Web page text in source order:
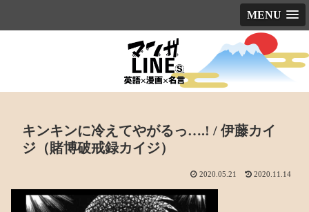
MENU
キンキンに冷えてやがるっ….! / 伊藤カイ
ジ（賭博破戒録カイジ）
2020.05.21 2020.11.14